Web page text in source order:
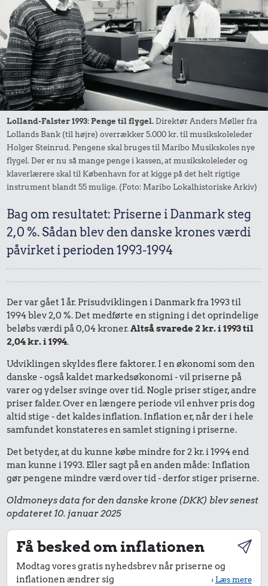
Lolland-Falster 1993: Penge til flygel. Direktør Anders Møller fra
Lollands Bank (til højre) overrækker 5.000 kr. til musikskoleleder
Holger Steinrud. Pengene skal bruges til Maribo Musikskoles nye
flygel. Der er nu så mange penge i kassen, at musikskoleleder og
klaverlærere skal til København for at kigge på det helt rigtige
instrument blandt 55 mulige. (Foto: Maribo Lokalhistoriske Arkiv)
Bag om resultatet: Priserne i Danmark steg
2,0 %. Sådan blev den danske krones værdi
påvirket i perioden 1993-1994
Der var gået 1 år. Prisudviklingen i Danmark fra 1993 til
1994 blev 2,0 %. Det medførte en stigning i det oprindelige
beløbs værdi på 0,04 kroner.Altså svarede 2 kr. i 1993 til
2,04 kr. i 1994.
Udviklingen skyldes flere faktorer. I en økonomi som den
danske - også kaldet markedsøkonomi - vil priserne på
varer og ydelser svinge over tid. Nogle priser stiger, andre
priser falder. Over en længere periode vil enhver pris dog
altid stige - det kaldes inflation. Inflation er, når der i hele
samfundet konstateres en samlet stigning i priserne.
Det betyder, at du kunne købe mindre for 2 kr. i 1994 end
man kunne i 1993. Eller sagt på en anden måde: Inflation
gør pengene mindre værd over tid - derfor stiger priserne.
Oldmoneys data for den danske krone (DKK) blev senest
opdateret 10. januar 2025
Få besked om inflationen
Modtag vores gratis nyhedsbrev når priserne og
inflationen ændrer sig
›Læs mere